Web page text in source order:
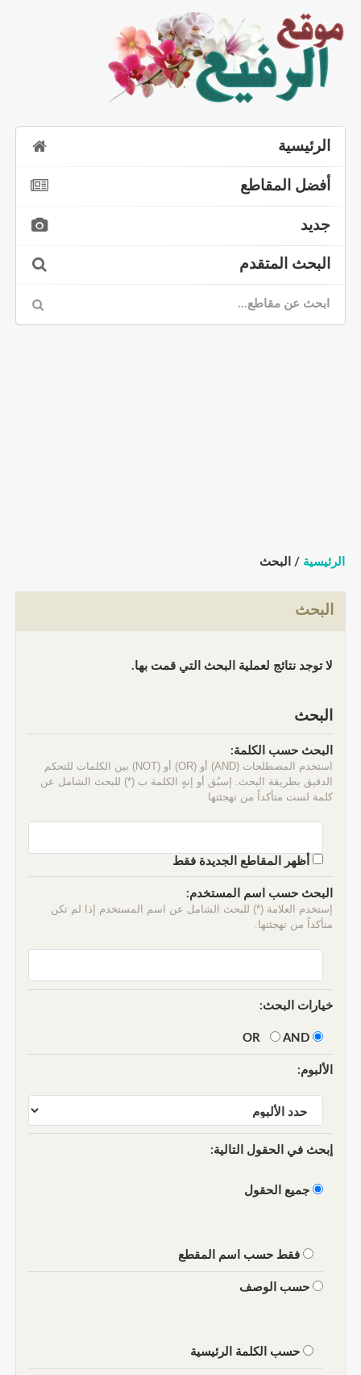
الرئيسية
أفضل المقاطع
جديد
البحث المتقدم
الرئيسية / البحث
البحث
لا توجد نتائج لعملية البحث التي قمت بها.
البحث
البحث حسب الكلمة:
استخدم المصطلحات (AND) أو (OR) أو (NOT) بين الكلمات للتحكم
الدقيق بطريقة البحث. إسبُق أو إنهٍ الكلمة ب (*) للبحث الشامل عن
كلمة لست متأكداً من تهجئتها
أظهر المقاطع الجديدة فقط
البحث حسب اسم المستخدم:
إستخدم العلامة (*) للبحث الشامل عن اسم المستخدم إذا لم تكن
متأكداً من تهجئتها.
خيارات البحث:
AND
الألبوم:
إبحث في الحقول التالية:
جميع الحقول
فقط حسب اسم المقطع
حسب الوصف
حسب الكلمة الرئيسية